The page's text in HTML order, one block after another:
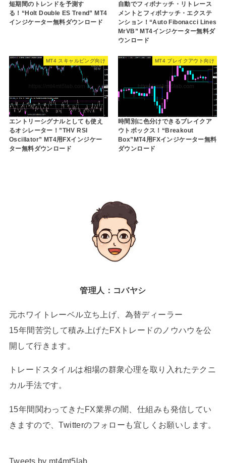
短期間のトレンドを予測す
る！“Holt Double ES Trend” MT4
インジケーター無料ダウンロード
自動でフィボナッチ・リトレース
メントとフィボナッチ・エクステ
ンション！“Auto Fibonacci Lines
MrVB” MT4インジケーター無料ダ
ウンロード
MT4 スキャルピング向け
エントリーシグナルとしても使え
るオシレーター！”THV RSI
Oscillator” MT4用FXインジケー
ター無料ダウンロード
MT4 ブレイクアウト向け
時間別に色分けできるブレイクア
ウトボックス！“Breakout
Box”MT4用FXインジケーター無料
ダウンロード
管理人：コバヤシ
元ホワイトレーベル立ち上げ、為替ディーラー
15年間苦労して積み上げたFXトレードのノウハウを公
開して行きます。
トレードスタイルは相場の群衆心理を取り入れたテクニ
カル手法です。
15年間関わってきたFX業界の闇、仕組みも発信してい
きますので、Twitterのフォローも宜しくお願いします。
Tweets by mt4mt5lab